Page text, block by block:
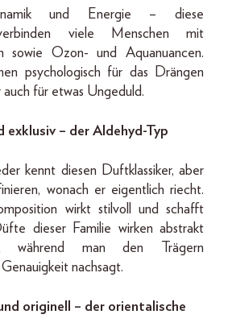
und Energie – diese
viele Menschen mit
sowie Ozon- und Aquanuancen.
psychologisch für das Drängen
für etwas Ungeduld.
exklusiv – der Aldehyd-Typ
kennt diesen Duftklassiker, aber
wonach er eigentlich riecht.
wirkt stilvoll und schafft
dieser Familie wirken abstrakt
während man den Trägern
nachsagt.
originell – der orientalische